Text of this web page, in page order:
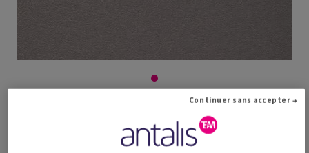
Dessin avec couchage au kaolin gris pierreÂ
Continuer sans accepter →